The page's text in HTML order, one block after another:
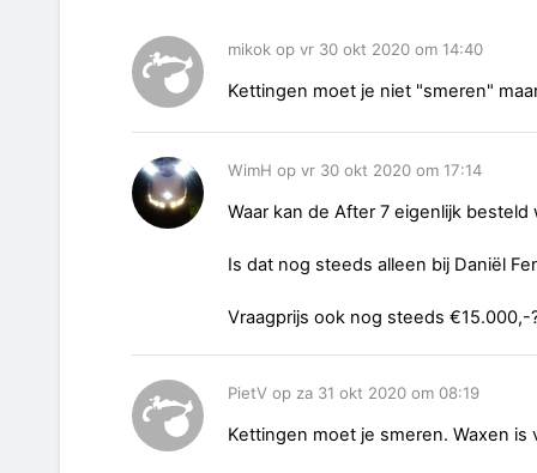
mikok op vr 30 okt 2020 om 14:40
Kettingen moet je niet "smeren"
WimH op vr 30 okt 2020 om 17:14
Waar kan de After 7 eigenlijk besteld
Is dat nog steeds alleen bij Daniël
Vraagprijs ook nog steeds €15.000,-
PietV op za 31 okt 2020 om 08:19
Kettingen moet je smeren. Waxen is